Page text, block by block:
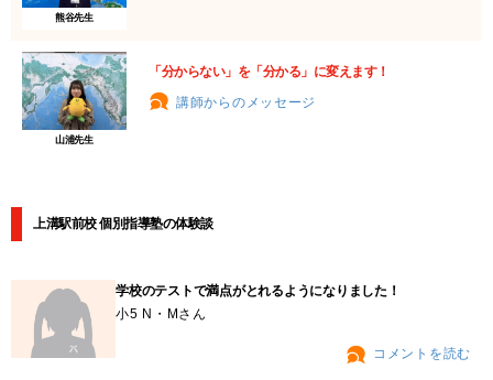
熊谷先生
山浦先生
「分からない」を「分かる」に変えます！
講師からのメッセージ
上溝駅前校 個別指導塾の体験談
学校のテストで満点がとれるようになりました！
小5 N・Mさん
コメントを読む